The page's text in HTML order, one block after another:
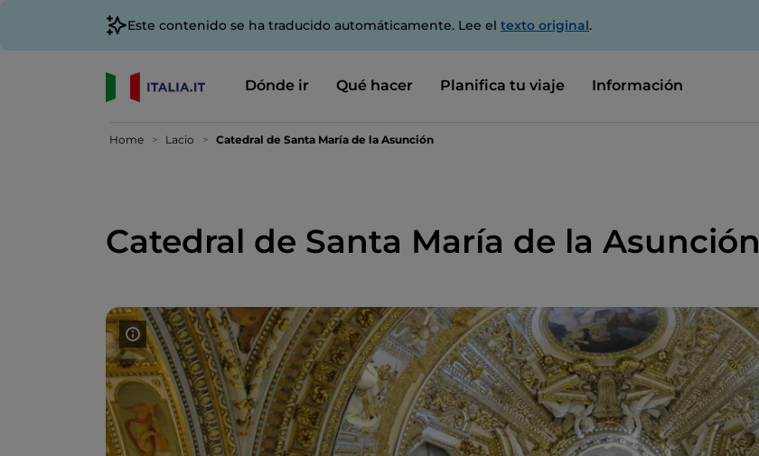
Este contenido se ha traducido automáticamente. Lee el texto original.
Dónde ir Qué hacer Planifica tu viaje Información
Home Lacio Catedral de Santa María de la Asunción
Catedral de Santa María de la Asunción